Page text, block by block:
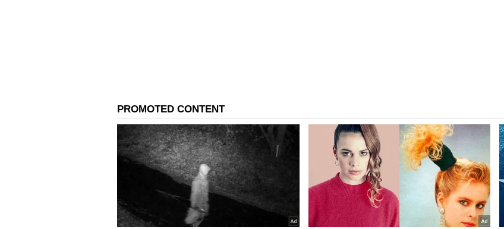
ಮೊಬೈಲ್ ಬಳಕೆಯನ್ನು ನಿಷೇಧಿಸಲಾಗಿರುತ್ತದೆ. ಸಂಬಂಧಪಟ್ಟ ಪೋಸ್ಟರ್‍‌ಗಳನ್ನು ಅಂಟಿಸಿ ಪ್ರಚಾರ ನೀಡುವಂತೆ
ಸ್ಥಳೀಯ ಪೊಲೀಸ್ ಇಲಾಖೆಗಳಿಗೆ ಸೂಚಿಸಲಾಗಿದೆ. ಡಿಸೆಂಬರ್ 8ರಂದು ನಡೆಯುವ ದತ್ತಜಯಂತಿ ಹಿನ್ನೆಲೆಯಲ್ಲಿ
ಅಂದು ಬೆಳಿಗ್ಗೆ 8 ಗಂಟೆಯಿಂದ ಮಧ್ಯರಾತ್ರಿ 12 ಗಂಟೆಯವರೆಗೆ ಚಿಕ್ಕಮಗಳೂರು ನಗರದ ರತ್ನಗಿರಿ (ಆರ್.ಜಿ.) ರಸ್ತೆ
ಮತ್ತು ಇಂದಿರಾಗಾಂಧಿ (ಐ.ಜಿ.) ರಸ್ತೆಯಲ್ಲಿ ಬರುವ ಹೋಟೆಲ್‌ಗಳನ್ನು ಹೊರತುಪಡಿಸಿ ಉಳಿದಂತೆ ಎಲ್ಲಾ ರೀತಿಯ
ಅಂಗಡಿ ಮುಂಗಟ್ಟುಗಳನ್ನು ತೆರೆಯದಂತೆ ಆದೇಶಿಸಲಾಗಿದೆ ಎಂದರು.